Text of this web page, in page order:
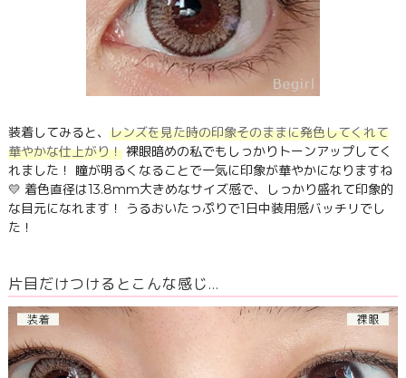
装着してみると、 レンズを見た時の印象そのままに発色してくれて
華やかな仕上がり！裸眼暗めの私でもしっかりトーンアップしてく
れました！ 瞳が明るくなることで一気に印象が華やかになりますね
💛 着色直径は13.8mm大きめなサイズ感で、しっかり盛れて印象的
な目元になれます！ うるおいたっぷりで1日中装用感バッチリでし
た！
片目だけつけるとこんな感じ…